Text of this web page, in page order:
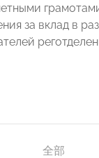
за вклад в
全部